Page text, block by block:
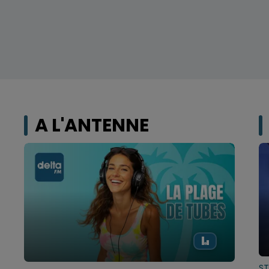
A L'ANTENNE